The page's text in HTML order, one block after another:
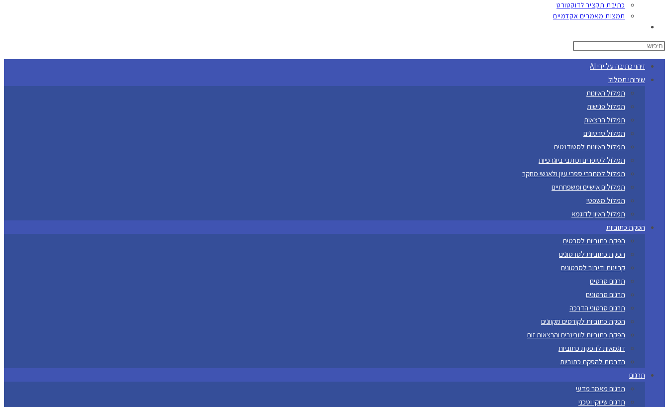
כתיבת תקציר לדוקטורט
תמצות מאמרים אקדמיים
search
זיהוי כתיבה על ידי AI
שירותי תמלול
תמלול ראיונות
תמלול פגישות
תמלול הרצאות
תמלול סרטונים
תמלול ראיונות לסטודנטים
תמלול לסופרים וכותבי ביוגרפיות
תמלול למחברי ספרי עיון ולאנשי מחקר
תמלולים אישיים ומשפחתיים
תמלול משפטי
תמלול ראיון לדוגמא
הפקת כתוביות
הפקת כתוביות לסרטים
הפקת כתוביות לסרטונים
קריינות ודיבוב לסרטונים
תרגום סרטים
תרגום סרטונים
תרגום סרטוני הדרכה
הפקת כתוביות לקורסים מקוונים
הפקת כתוביות לוובינרים והרצאות זום
דוגמאות להפקת כתוביות
הדרכות להפקת כתוביות
תרגום
תרגום מאמר מדעי
תרגום שיווקי וטכני